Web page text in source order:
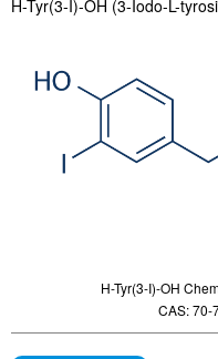
H-Tyr(3-I)-OH (3-Iodo-L-
H-Tyr(3-I)-OH
CAS: 70-